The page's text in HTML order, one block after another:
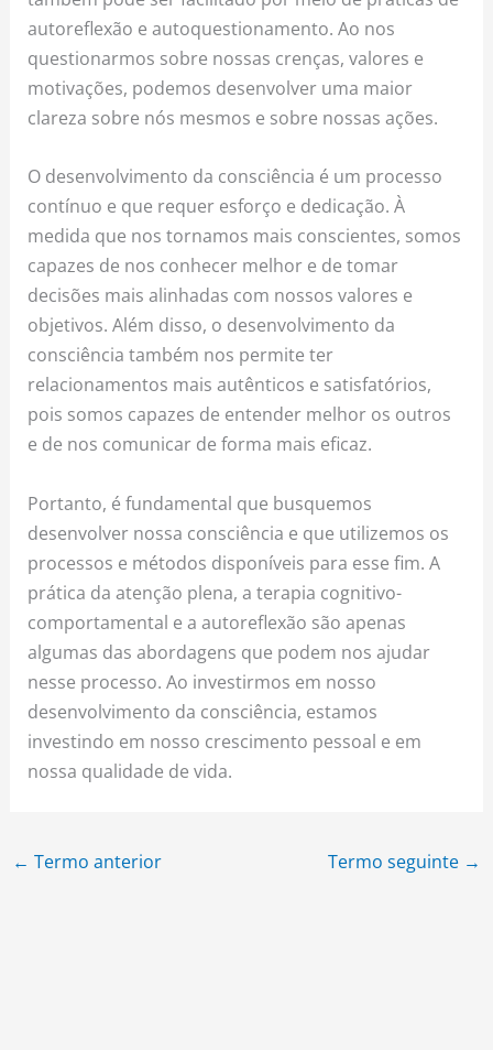
autoreflexão e autoquestionamento. Ao nos
questionarmos sobre nossas crenças, valores e
motivações, podemos desenvolver uma maior
clareza sobre nós mesmos e sobre nossas ações.
O desenvolvimento da consciência é um processo
contínuo e que requer esforço e dedicação. À
medida que nos tornamos mais conscientes, somos
capazes de nos conhecer melhor e de tomar
decisões mais alinhadas com nossos valores e
objetivos. Além disso, o desenvolvimento da
consciência também nos permite ter
relacionamentos mais autênticos e satisfatórios,
pois somos capazes de entender melhor os outros
e de nos comunicar de forma mais eficaz.
Portanto, é fundamental que busquemos
desenvolver nossa consciência e que utilizemos os
processos e métodos disponíveis para esse fim. A
prática da atenção plena, a terapia cognitivo-
comportamental e a autoreflexão são apenas
algumas das abordagens que podem nos ajudar
nesse processo. Ao investirmos em nosso
desenvolvimento da consciência, estamos
investindo em nosso crescimento pessoal e em
nossa qualidade de vida.
← Termo anterior Termo seguinte →